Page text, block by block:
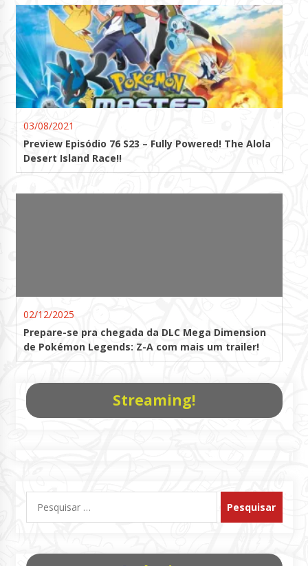
03/08/2021
Preview Episódio 76 S23 – Fully Powered! The Alola
Desert Island Race!!
02/12/2025
Prepare-se pra chegada da DLC Mega Dimension
de Pokémon Legends: Z-A com mais um trailer!
Streaming!
por: